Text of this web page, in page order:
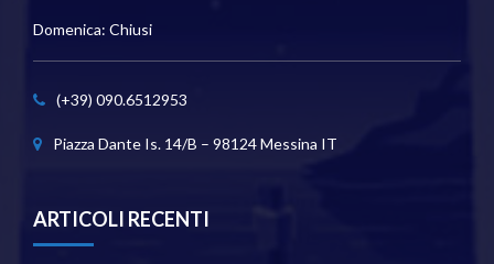
Domenica: Chiusi
(+39) 090.6512953
Piazza Dante Is. 14/B – 98124 Messina IT
ARTICOLI RECENTI